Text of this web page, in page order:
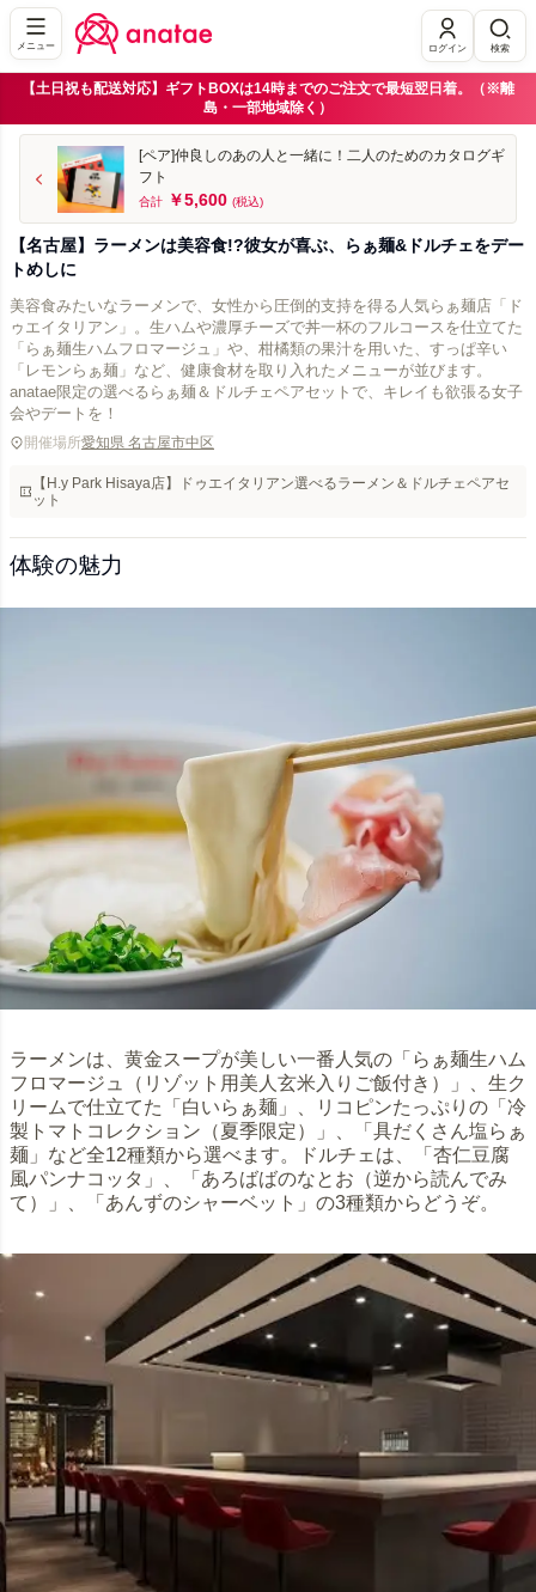
メニュー ログイン 検索
【土日祝も配送対応】ギフトBOXは14時までのご注文で最短翌日着。（※離
島・一部地域除く）
[ペア]仲良しのあの人と一緒に！二人のためのカタログギ
フト
合計 ￥5,600 (税込)
【名古屋】ラーメンは美容食!?彼女が喜ぶ、らぁ麺&ドルチェをデー
トめしに
美容食みたいなラーメンで、女性から圧倒的支持を得る人気らぁ麺店「ド
ゥエイタリアン」。生ハムや濃厚チーズで丼一杯のフルコースを仕立てた
「らぁ麺生ハムフロマージュ」や、柑橘類の果汁を用いた、すっぱ辛い
「レモンらぁ麺」など、健康食材を取り入れたメニューが並びます。
anatae限定の選べるらぁ麺＆ドルチェペアセットで、キレイも欲張る女子
会やデートを！
開催場所愛知県 名古屋市中区
【H.y Park Hisaya店】ドゥエイタリアン選べるラーメン＆ドルチェペアセ
ット
体験の魅力
ラーメンは、黄金スープが美しい一番人気の「らぁ麺生ハム
フロマージュ（リゾット用美人玄米入りご飯付き）」、生ク
リームで仕立てた「白いらぁ麺」、リコピンたっぷりの「冷
製トマトコレクション（夏季限定）」、「具だくさん塩らぁ
麺」など全12種類から選べます。ドルチェは、「杏仁豆腐
風パンナコッタ」、「あろばばのなとお（逆から読んでみ
て）」、「あんずのシャーベット」の3種類からどうぞ。